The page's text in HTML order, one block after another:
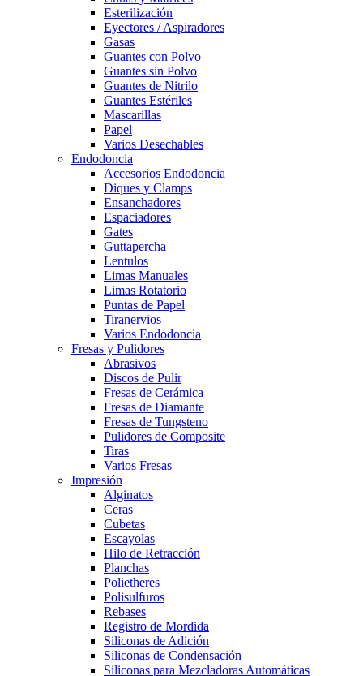
Esterilización
Eyectores / Aspiradores
Gasas
Guantes con Polvo
Guantes sin Polvo
Guantes de Nitrilo
Guantes Estériles
Mascarillas
Papel
Varios Desechables
Endodoncia
Accesorios Endodoncia
Diques y Clamps
Ensanchadores
Espaciadores
Gates
Guttapercha
Lentulos
Limas Manuales
Limas Rotatorio
Puntas de Papel
Tiranervios
Varios Endodoncia
Fresas y Pulidores
Abrasivos
Discos de Pulir
Fresas de Cerámica
Fresas de Diamante
Fresas de Tungsteno
Pulidores de Composite
Tiras
Varios Fresas
Impresión
Alginatos
Ceras
Cubetas
Escayolas
Hilo de Retracción
Planchas
Polietheres
Polisulfuros
Rebases
Registro de Mordida
Siliconas de Adición
Siliconas de Condensación
Siliconas para Mezcladoras Automáticas